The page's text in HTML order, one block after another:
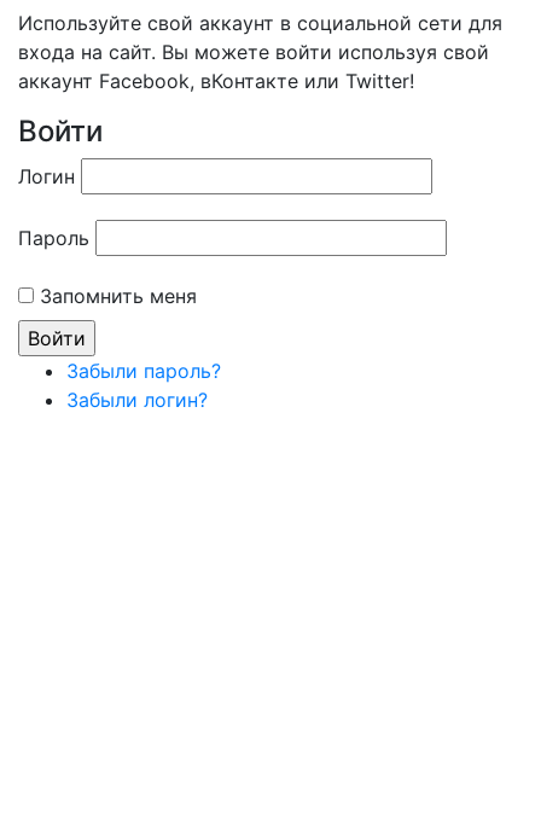
Используйте свой аккаунт в социальной сети для
входа на сайт. Вы можете войти используя свой
аккаунт Facebook, вКонтакте или Twitter!
Войти
Логин
Пароль
Запомнить меня
Забыли пароль?
Забыли логин?